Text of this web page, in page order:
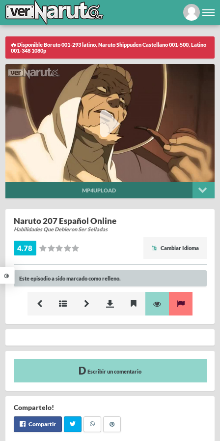
Disponible Boruto 001-293 latino, Naruto Shippuden Castellano 001-500, Latino
001-348 1080p
MP4UPLOAD
Naruto 207 Español Online
Habilidades Que Debieron Ser Selladas
4.78 Cambiar Idioma
Este episodio a sido marcado como relleno.
Escribir un comentario
Compartelo!
Compartir